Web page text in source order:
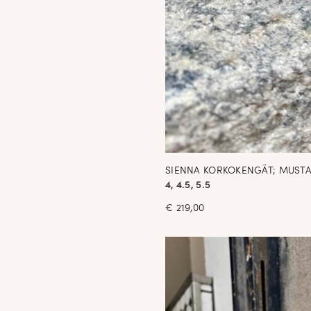
SIENNA KORKOKENGÄT; MUSTA
4, 4.5, 5.5
€ 219,00